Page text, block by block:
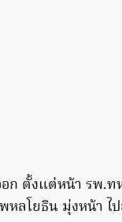
ก ตั้งแต่หน้า รพ.
ลโยธิน มุ่งหน้า ไ